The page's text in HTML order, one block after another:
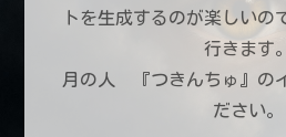
トを生成するのが楽しいの
行きます。
月の人 『つきんちゅ』の
ださい。